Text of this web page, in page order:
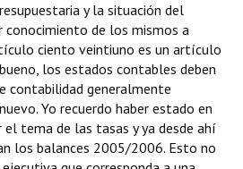
y la situación del
conocimiento de los mismos a
ciento veintiuno es un artículo
los estados contables deben
contabilidad generalmente
Yo recuerdo haber estado en
el tema de las tasas y ya desde ahí
los balances 2005/2006. Esto no